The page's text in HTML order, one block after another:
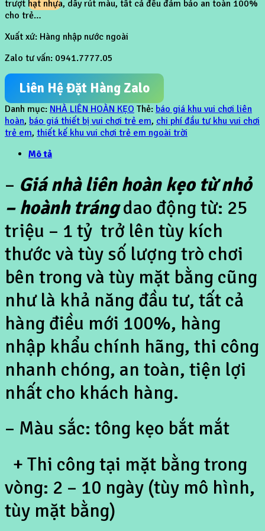
trượt hạt nhựa, dây rút màu, tất cả đều đảm bảo an toàn 100%
cho trẻ…
Xuất xứ: Hàng nhập nước ngoài
Zalo tư vấn: 0941.7777.05
Liên Hệ Đặt Hàng Zalo
Danh mục: NHÀ LIÊN HOÀN KẸO Thẻ: báo giá khu vui chơi liên
hoàn, báo giá thiết bị vui chơi trẻ em, chi phí đầu tư khu vui chơi
trẻ em, thiết kế khu vui chơi trẻ em ngoài trời
Mô tả
– Giá nhà liên hoàn kẹo từ nhỏ
– hoành trángdao động từ: 25
triệu – 1 tỷ trở lên tùy kích
thước và tùy số lượng trò chơi
bên trong và tùy mặt bằng cũng
như là khả năng đầu tư, tất cả
hàng điều mới 100%, hàng
nhập khẩu chính hãng, thi công
nhanh chóng, an toàn, tiện lợi
nhất cho khách hàng.
– Màu sắc: tông kẹo bắt mắt
+ Thi công tại mặt bằng trong
vòng: 2 – 10 ngày (tùy mô hình,
tùy mặt bằng)